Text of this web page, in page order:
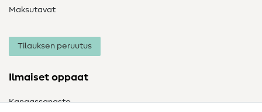
Maksutavat
Tilauksen peruutus
Ilmaiset oppaat
Kangassanasto